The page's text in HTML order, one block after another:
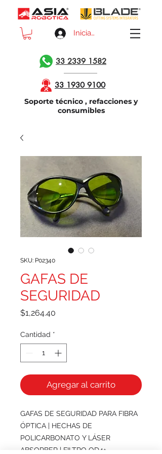
Iniciar sesión
33 2339 1582
33 1930 9100
Soporte técnico , refacciones y
consumibles
SKU: P02340
GAFAS DE
SEGURIDAD
$1,264.40
Cantidad *
Agregar al carrito
GAFAS DE SEGURIDAD PARA FIBRA
ÓPTICA | HECHAS DE
POLICARBONATO Y LÁSER
ABSORBER | FILTRO OD4+